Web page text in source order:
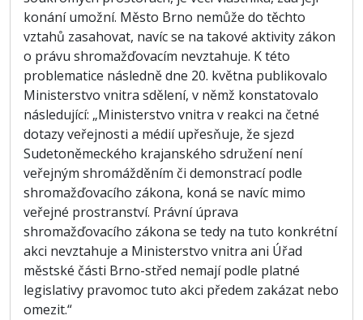
konání umožní. Město Brno nemůže do těchto
vztahů zasahovat, navíc se na takové aktivity zákon
o právu shromažďovacím nevztahuje. K této
problematice následně dne 20. května publikovalo
Ministerstvo vnitra sdělení, v němž konstatovalo
následující: „Ministerstvo vnitra v reakci na četné
dotazy veřejnosti a médií upřesňuje, že sjezd
Sudetoněmeckého krajanského sdružení není
veřejným shromážděním či demonstrací podle
shromažďovacího zákona, koná se navíc mimo
veřejné prostranství. Právní úprava
shromažďovacího zákona se tedy na tuto konkrétní
akci nevztahuje a Ministerstvo vnitra ani Úřad
městské části Brno-střed nemají podle platné
legislativy pravomoc tuto akci předem zakázat nebo
omezit.“